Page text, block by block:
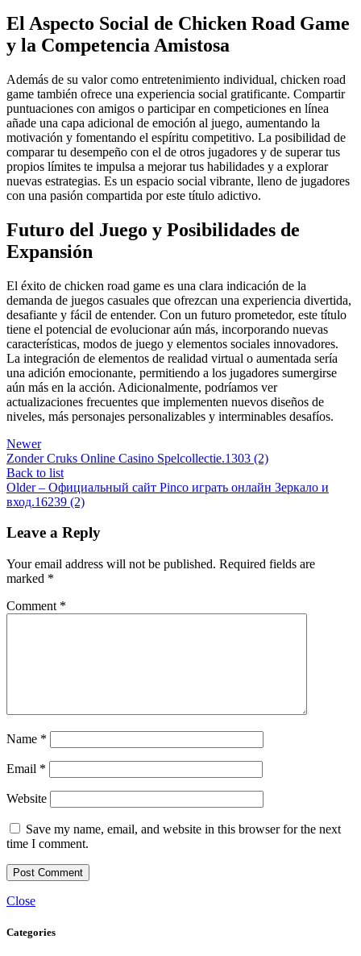
El Aspecto Social de Chicken Road Game
y la Competencia Amistosa
Además de su valor como entretenimiento individual, chicken road
game también ofrece una experiencia social gratificante. Compartir
puntuaciones con amigos o participar en competiciones en línea
añade una capa adicional de emoción al juego, aumentando la
motivación y fomentando el espíritu competitivo. La posibilidad de
comparar tu desempeño con el de otros jugadores y de superar tus
propios límites te impulsa a mejorar tus habilidades y a explorar
nuevas estrategias. Es un espacio social vibrante, lleno de jugadores
con una pasión compartida por este título adictivo.
Futuro del Juego y Posibilidades de
Expansión
El éxito de chicken road game es una clara indicación de la
demanda de juegos casuales que ofrezcan una experiencia divertida,
desafiante y fácil de entender. Con un futuro prometedor, este título
tiene el potencial de evolucionar aún más, incorporando nuevas
características, modos de juego y elementos sociales innovadores.
La integración de elementos de realidad virtual o aumentada sería
una adición emocionante, permitiendo a los jugadores sumergirse
aún más en la acción. Adicionalmente, podríamos ver
actualizaciones frecuentes que implementen nuevos diseños de
niveles, más personajes personalizables y interminables desafíos.
Newer
Zonder Cruks Online Casino Spelcollectie.1303 (2)
Back to list
Older – Официальный сайт Pinco играть онлайн Зеркало и
вход.16239 (2)
Leave a Reply
Your email address will not be published. Required fields are
marked *
Comment *
Name *
Email *
Website
Save my name, email, and website in this browser for the next
time I comment.
Close
Categories